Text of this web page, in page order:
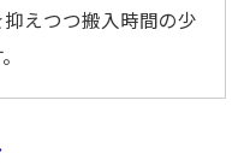
えつつ搬入時間の少